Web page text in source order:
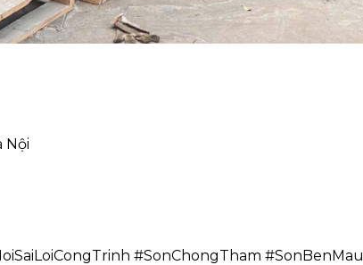
Nội
#SonChongTham #SonBenMau